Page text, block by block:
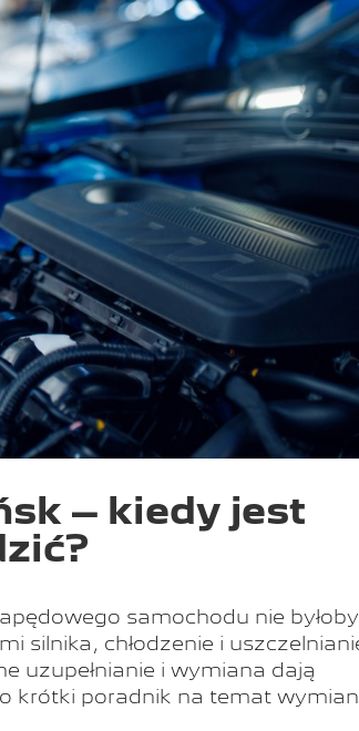
– kiedy jest
samochodu nie byłoby
silnika, chłodzenie i
uzupełnianie i wymiana dają
krótki poradnik na temat